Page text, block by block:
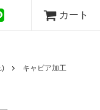
カート
) キャビア加工
リーズ